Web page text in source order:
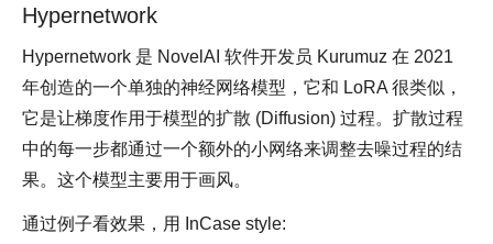
Hypernetwork
Hypernetwork 是 NovelAI 软件开发员 Kurumuz 在 2021
年创造的一个单独的神经网络模型，它和 LoRA 很类似，
它是让梯度作用于模型的扩散 (Diffusion) 过程。扩散过程
中的每一步都通过一个额外的小网络来调整去噪过程的结
果。这个模型主要用于画风。
通过例子看效果，用 InCase style: